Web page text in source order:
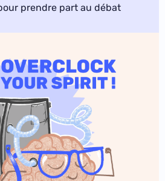
prendre part au débat